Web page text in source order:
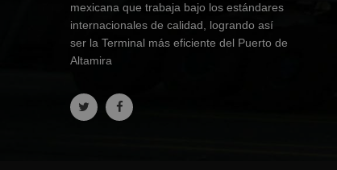
mexicana que trabaja bajo los estándares
internacionales de calidad, logrando así
ser la Terminal más eficiente del Puerto de
Altamira